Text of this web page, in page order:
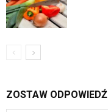
ZOSTAW ODPOWIEDŹ